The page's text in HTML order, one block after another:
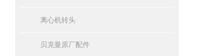
离心机转头
贝克曼原厂配件